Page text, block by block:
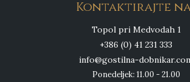
Kontaktirajte
Topol pri Medvodah 1
+386 (0) 41 231 333
info@gostilna-
Ponedeljek: 11.00 - 21.00